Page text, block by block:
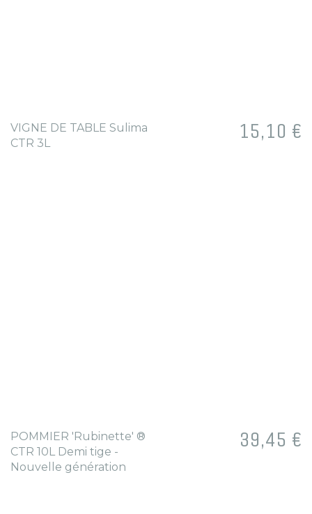
VIGNE DE TABLE Sulima
CTR 3L
Prix
15,10 €
POMMIER 'Rubinette' ®
CTR 10L Demi tige -
Nouvelle génération
Prix
39,45 €